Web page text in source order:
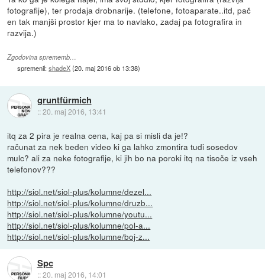
fotografije), ter prodaja drobnarije. (telefone, fotoaparate..itd, pač
en tak manjši prostor kjer ma to navlako, zadaj pa fotografira in
razvija.)
Zgodovina sprememb…
spremenil:shadeX(20. maj 2016 ob 13:38)
gruntfürmich
::20. maj 2016, 13:41
itq za 2 pira je realna cena, kaj pa si misli da je!?
računat za nek beden video ki ga lahko zmontira tudi sosedov
mulc? ali za neke fotografije, ki jih bo na poroki itq na tisoče iz vseh
telefonov???
http://siol.net/siol-plus/kolumne/dezel...
http://siol.net/siol-plus/kolumne/druzb...
http://siol.net/siol-plus/kolumne/youtu...
http://siol.net/siol-plus/kolumne/pol-a...
http://siol.net/siol-plus/kolumne/boj-z...
Spc
::20. maj 2016, 14:01